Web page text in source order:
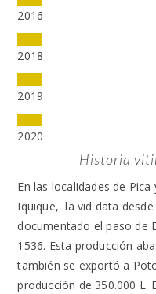
2016
2018
2019
2020
Historia
En las localidades de
Iquique, la vid data desde
documentado el paso de
1536. Esta producción
también se exportó a
producción de 350.000 L.